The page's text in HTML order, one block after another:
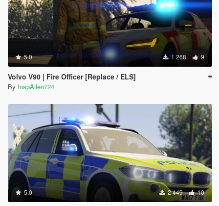
5.0 1 268 9
Volvo V90 | Fire Officer [Replace / ELS]
By InspAllen724
5.0 2 449 10